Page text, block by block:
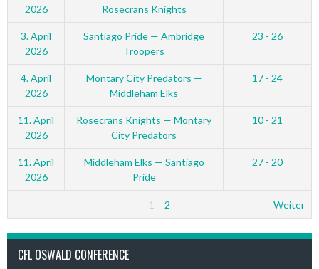
2026
Rosecrans Knights
3. April
2026
Santiago Pride — Ambridge
Troopers
23 - 26
4. April
2026
Montary City Predators —
Middleham Elks
17 - 24
11. April
2026
Rosecrans Knights — Montary
City Predators
10 - 21
11. April
2026
Middleham Elks — Santiago
Pride
27 - 20
1 2 Weiter
CFL OSWALD CONFERENCE